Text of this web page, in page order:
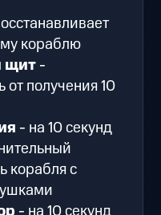
кораблю
щит-
получения 10
- на 10 секунд
корабля с